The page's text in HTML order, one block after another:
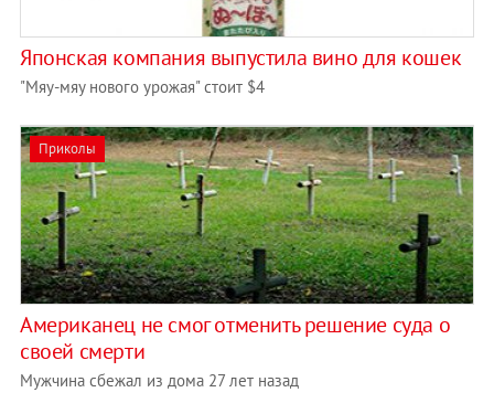
Японская компания выпустила вино для кошек
"Мяу-мяу нового урожая" стоит $4
Приколы
Американец не смог отменить решение суда о
своей смерти
Мужчина сбежал из дома 27 лет назад